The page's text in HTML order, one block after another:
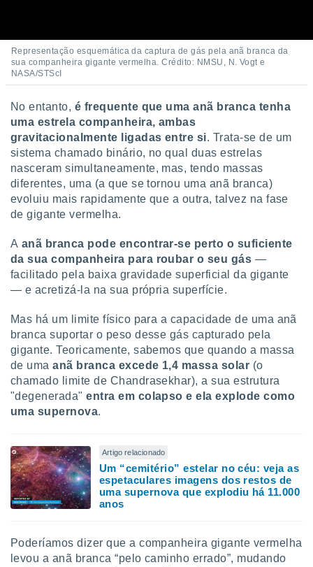
criar
medir
da
medir o
dos
os
de
de dados
fontes,
e melhorar
dados
através
estudos
e
de
Representação esquemática da captura de gás pela anã branca da
sua companheira gigante vermelha. Crédito: NMSU, N. Vogt e
NASA/STScI
No entanto, é frequente que uma anã branca tenha
uma estrela companheira, ambas
gravitacionalmente ligadas entre si. Trata-se de um
sistema chamado binário, no qual duas estrelas
nasceram simultaneamente, mas, tendo massas
diferentes, uma (a que se tornou uma anã branca)
evoluiu mais rapidamente que a outra, talvez na fase
de gigante vermelha.
A anã branca pode encontrar-se perto o suficiente
da sua companheira para roubar o seu gás —
facilitado pela baixa gravidade superficial da gigante
— e acretizá-la na sua própria superfície.
Mas há um limite físico para a capacidade de uma anã
branca suportar o peso desse gás capturado pela
gigante. Teoricamente, sabemos que quando a massa
de umaanã branca excede 1,4 massa solar (o
chamado limite de Chandrasekhar), a sua estrutura
"degenerada" entra em colapso e ela explode como
uma supernova.
Artigo relacionado
Um “cemitério” estelar no céu: veja as
espetaculares imagens dos restos de
uma supernova que explodiu há 11.000
anos
Poderíamos dizer que a companheira gigante vermelha
levou a anã branca “pelo caminho errado”, mudando